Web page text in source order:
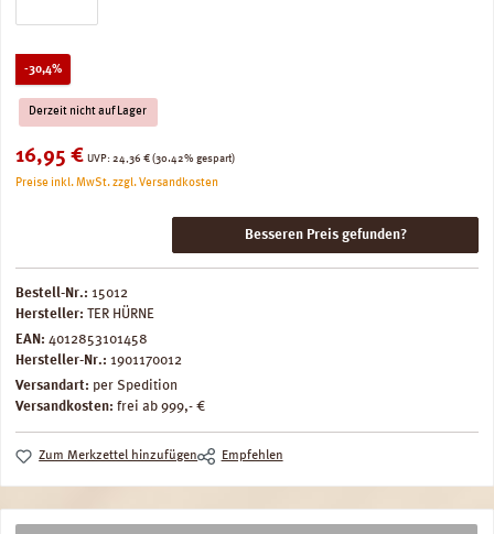
-30,4%Rabatt
Derzeit nicht auf Lager
Verkaufspreis:
16,95 € UVP: Regulärer Preis:
24,36 € (30.42% gespart)
Preise inkl. MwSt. zzgl. Versandkosten
Besseren Preis gefunden?
Bestell-Nr.: 15012
Hersteller: TER HÜRNE
EAN: 4012853101458
Hersteller-Nr.: 1901170012
Versandart: per Spedition
Versandkosten: frei ab 999,- €
Zum Merkzettel hinzufügen Empfehlen